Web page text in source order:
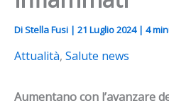
DiStella Fusi | 21 Luglio 2024 | 4
Attualità, Salute news
Aumentano con l’avanzare